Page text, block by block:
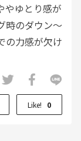
やゆとり感が
時のダウン〜
の力感が欠け
Like! 0